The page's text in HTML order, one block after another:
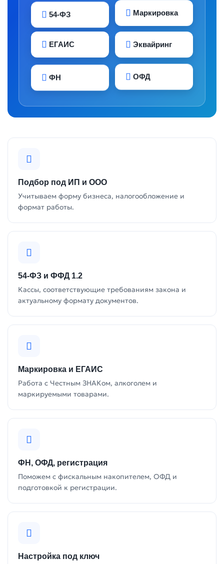
54-ФЗ Маркировка
ЕГАИС Эквайринг
ФН ОФД
Подбор под ИП и ООО
Учитываем форму бизнеса, налогообложение и
формат работы.
54-ФЗ и ФФД 1.2
Кассы, соответствующие требованиям закона и
актуальному формату документов.
Маркировка и ЕГАИС
Работа с Честным ЗНАКом, алкоголем и
маркируемыми товарами.
ФН, ОФД, регистрация
Поможем с фискальным накопителем, ОФД и
подготовкой к регистрации.
Настройка под ключ